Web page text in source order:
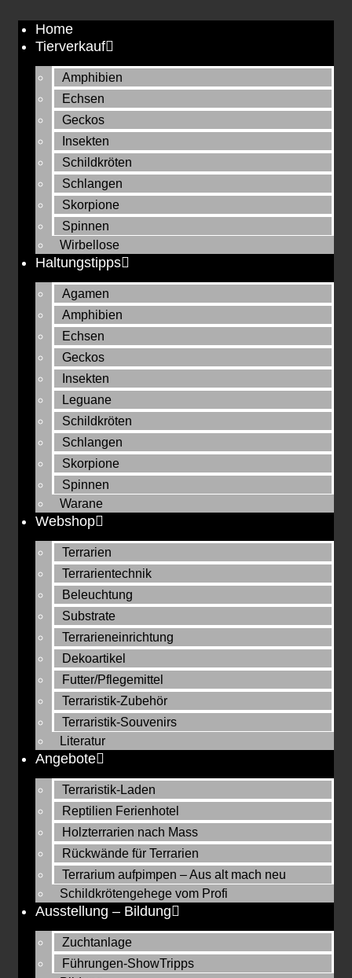
Inhalt
springen
Home
Tierverkauf
Amphibien
Echsen
Geckos
Insekten
Schildkröten
Schlangen
Skorpione
Spinnen
Wirbellose
Haltungstipps
Agamen
Amphibien
Echsen
Geckos
Insekten
Leguane
Schildkröten
Schlangen
Skorpione
Spinnen
Warane
Webshop
Terrarien
Terrarientechnik
Beleuchtung
Substrate
Terrarieneinrichtung
Dekoartikel
Futter/Pflegemittel
Terraristik-Zubehör
Terraristik-Souvenirs
Literatur
Angebote
Terraristik-Laden
Reptilien Ferienhotel
Holzterrarien nach Mass
Rückwände für Terrarien
Terrarium aufpimpen – Aus alt mach neu
Schildkrötengehege vom Profi
Ausstellung – Bildung
Zuchtanlage
Führungen-ShowTripps